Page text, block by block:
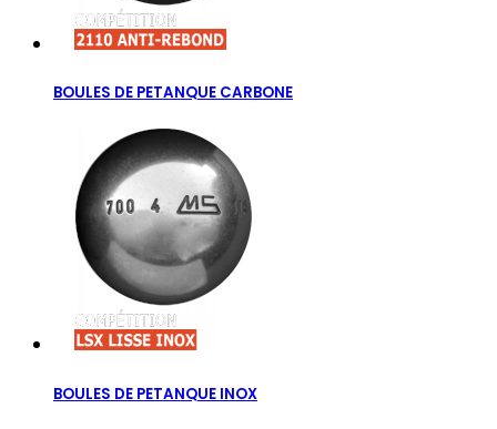
BOULES DE PETANQUE CARBONE
BOULES DE PETANQUE INOX